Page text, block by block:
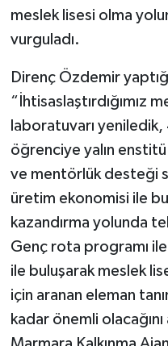
meslek lisesi olma
vurguladı.
Direnç Özdemir
“İhtisaslaştırdığımız
laboratuvarı
öğrenciye yalın enstitü
ve mentörlük desteği
üretim ekonomisi ile
kazandırma yolunda
Genç rota programı
ile buluşarak meslek
için aranan eleman
kadar önemli